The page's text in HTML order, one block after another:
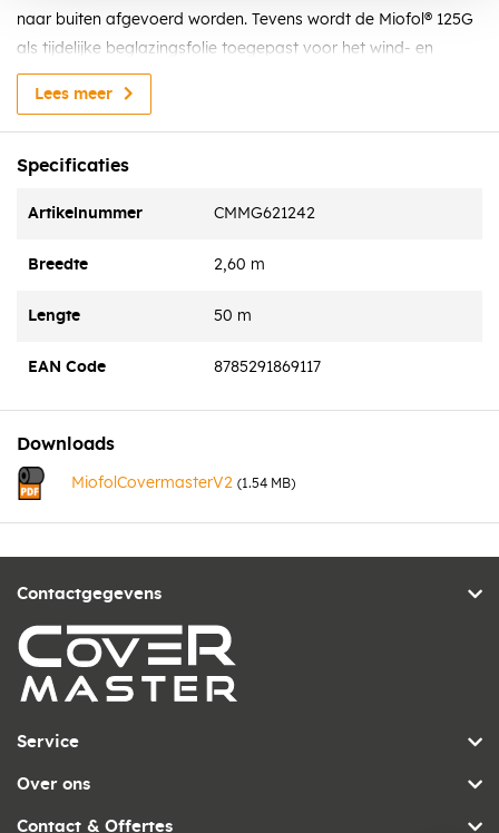
naar buiten afgevoerd worden. Tevens wordt de Miofol® 125G
als tijdelijke beglazingsfolie toegepast voor het wind- en
waterdicht zetten van gevelopeningen tijdens de bouw.
harde ondergronden verwerkt te worden. In gevels met een
zachte ondergrond, bijvoorbeeld minerale wol, mag de Miofol®
worden. Miofol® 125G dient dakpansgewijs aangebracht te
200mm aanhouden. De folie met behulp van nieten of
overlappen afplakken met VAST-R® Folie tape basic.
• Dampdoorlatend
Lees meer
Specificaties
Artikelnummer CMMG621242
Breedte 2,60 m
Lengte 50 m
EAN Code 8785291869117
Downloads
MiofolCovermasterV2 (1.54 MB)
Contactgegevens
Service
Over ons
Contact & Offertes